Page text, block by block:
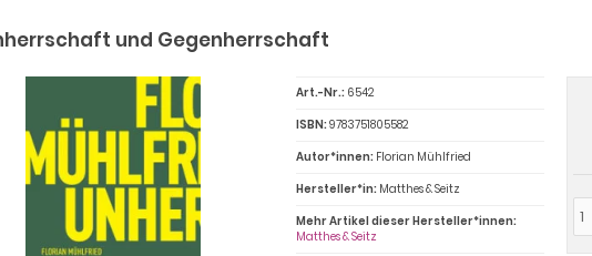
und Gegenherrschaft
Art.-Nr.: 6542
ISBN:9783751805582
Autor*innen: Florian Mühlfried
Hersteller*in: Matthes & Seitz
Mehr Artikel dieser Hersteller*innen:
Matthes & Seitz